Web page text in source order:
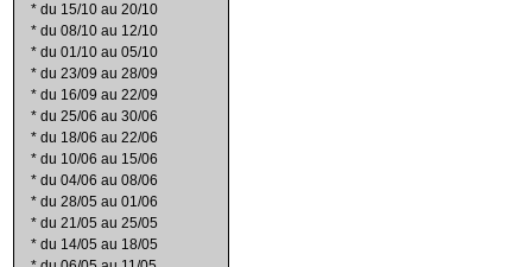
* du 15/10 au 20/10
* du 08/10 au 12/10
* du 01/10 au 05/10
* du 23/09 au 28/09
* du 16/09 au 22/09
* du 25/06 au 30/06
* du 18/06 au 22/06
* du 10/06 au 15/06
* du 04/06 au 08/06
* du 28/05 au 01/06
* du 21/05 au 25/05
* du 14/05 au 18/05